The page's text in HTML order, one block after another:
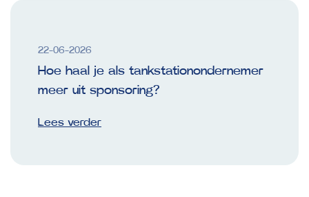
22-06-2026
Hoe haal je als tankstationondernemer
meer uit sponsoring?
Lees verder